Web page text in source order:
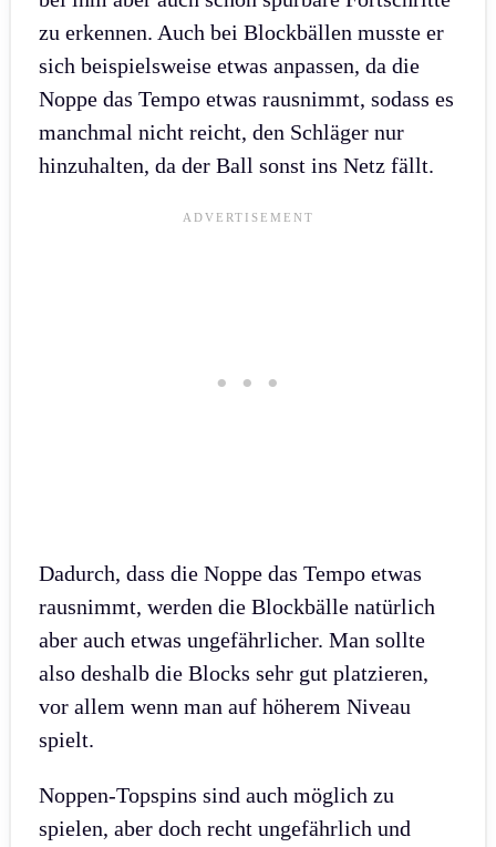
zu erkennen. Auch bei Blockbällen musste er
sich beispielsweise etwas anpassen, da die
Noppe das Tempo etwas rausnimmt, sodass es
manchmal nicht reicht, den Schläger nur
hinzuhalten, da der Ball sonst ins Netz fällt.
Dadurch, dass die Noppe das Tempo etwas
rausnimmt, werden die Blockbälle natürlich
aber auch etwas ungefährlicher. Man sollte
also deshalb die Blocks sehr gut platzieren,
vor allem wenn man auf höherem Niveau
spielt.
Noppen-Topspins sind auch möglich zu
spielen, aber doch recht ungefährlich und